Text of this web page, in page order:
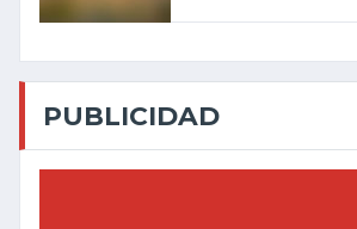
PUBLICIDAD